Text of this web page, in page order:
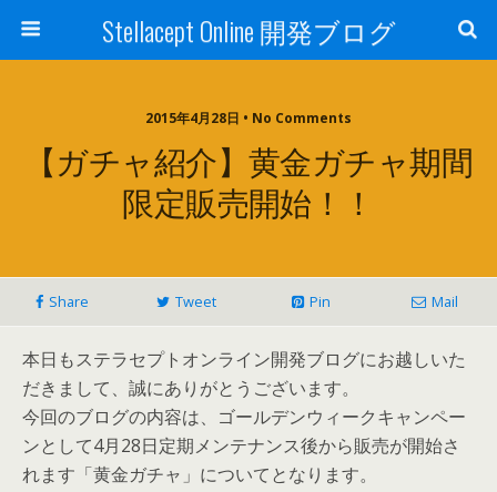
Stellacept Online 開発ブログ
2015年4月28日 • No Comments
【ガチャ紹介】黄金ガチャ期間
限定販売開始！！
Share Tweet Pin Mail
本日もステラセプトオンライン開発ブログにお越しいた
だきまして、誠にありがとうございます。
今回のブログの内容は、ゴールデンウィークキャンペー
ンとして4月28日定期メンテナンス後から販売が開始さ
れます「黄金ガチャ」についてとなります。